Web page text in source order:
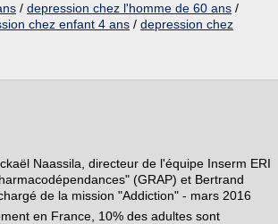
/ depression chez l'homme de 60 ans /
chez enfant 4 ans / depression chez
Naassila, directeur de l'équipe Inserm ERI
(GRAP) et Bertrand
de la mission "Addiction" - mars 2016
en France, 10% des adultes sont